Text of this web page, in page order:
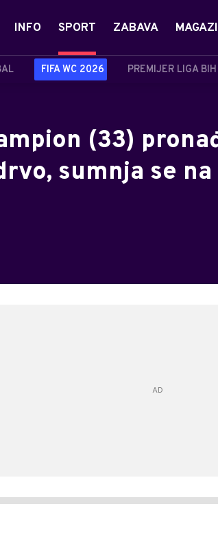
INFO SPORT
FIFA WC 2026 PREMIJER LIGA BIH
ZABAVA
(33)
sumnja se na